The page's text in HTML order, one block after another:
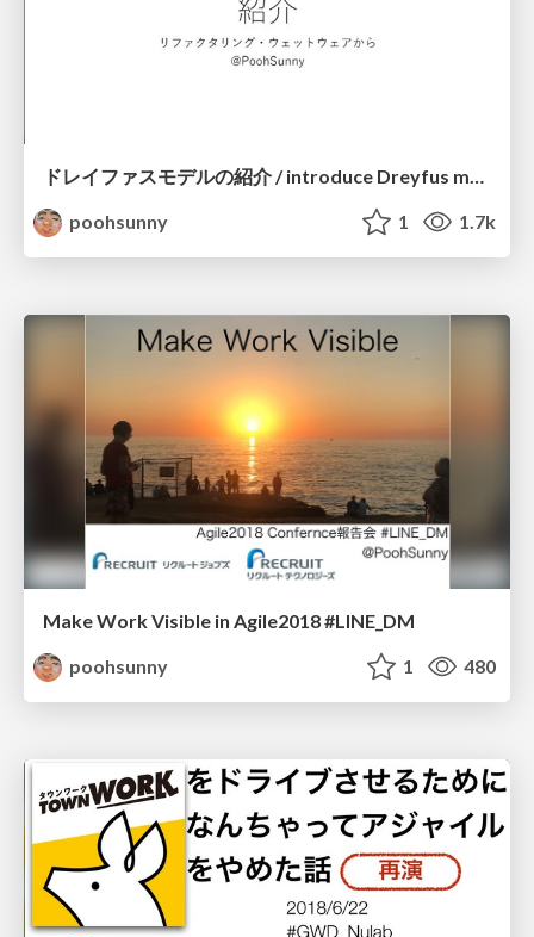
ドレイファスモデルの紹介 / introduce Dreyfus model
poohsunny
1 1.7k
Make Work Visible in Agile2018 #LINE_DM
poohsunny
1 480